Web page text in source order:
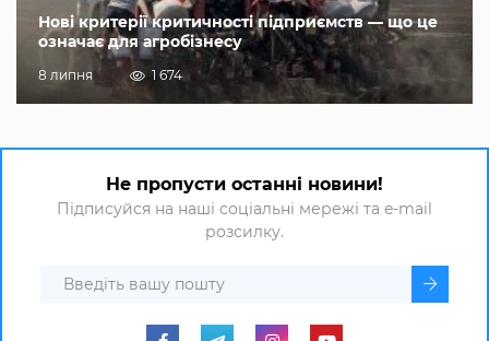
Нові критерії критичності підприємств — що це
означає для агробізнесу
8 липня 1 674
Не пропусти останні новини!
Підписуйся на наші соціальні мережі та e-mail
розсилку.